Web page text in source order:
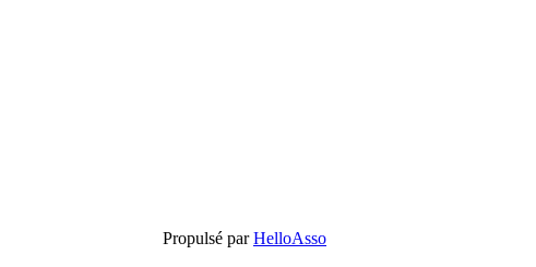
Propulsé parHelloAsso